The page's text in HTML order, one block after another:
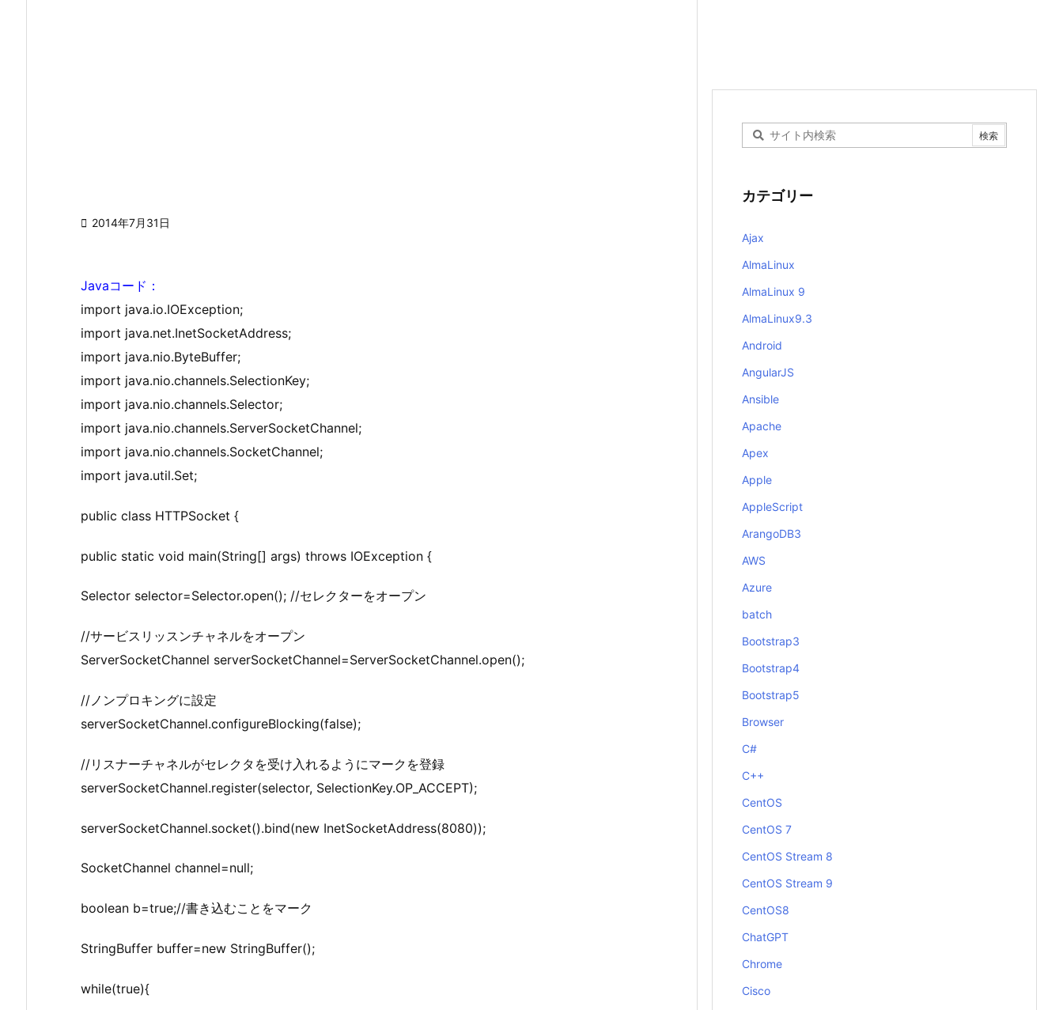
 2014年7月31日
Javaコード：
import java.io.IOException;
import java.net.InetSocketAddress;
import java.nio.ByteBuffer;
import java.nio.channels.SelectionKey;
import java.nio.channels.Selector;
import java.nio.channels.ServerSocketChannel;
import java.nio.channels.SocketChannel;
import java.util.Set;
public class HTTPSocket {
public static void main(String[] args) throws IOException {
Selector selector=Selector.open(); //セレクターをオープン
//サービスリッスンチャネルをオープン
ServerSocketChannel serverSocketChannel=ServerSocketChannel.open();
//ノンプロキングに設定
serverSocketChannel.configureBlocking(false);
//リスナーチャネルがセレクタを受け入れるようにマークを登録
serverSocketChannel.register(selector, SelectionKey.OP_ACCEPT);
serverSocketChannel.socket().bind(new InetSocketAddress(8080));
SocketChannel channel=null;
boolean b=true;//書き込むことをマーク
StringBuffer buffer=new StringBuffer();
while(true){
カテゴリー
Ajax
AlmaLinux
AlmaLinux 9
AlmaLinux9.3
Android
AngularJS
Ansible
Apache
Apex
Apple
AppleScript
ArangoDB3
AWS
Azure
batch
Bootstrap3
Bootstrap4
Bootstrap5
Browser
C#
C++
CentOS
CentOS 7
CentOS Stream 8
CentOS Stream 9
CentOS8
ChatGPT
Chrome
Cisco